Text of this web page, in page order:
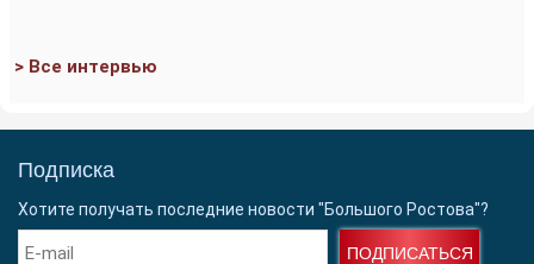
> Все интервью
Подписка
Хотите получать последние новости "Большого Ростова"?
ПОДПИСАТЬСЯ